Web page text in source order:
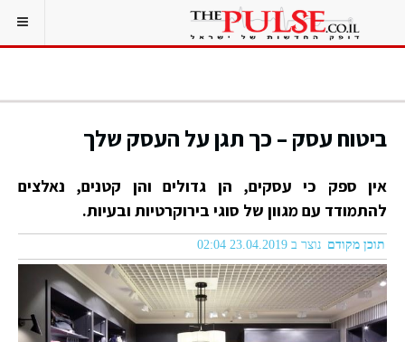
ביטוח עסק – כך תגן על העסק שלך
אין ספק כי עסקים, הן גדולים והן קטנים, נאלצים
להתמודד עם מגוון של סוגי בירוקרטיות ובעיות.
תוכן מקודם נוצר ב 23.04.2019 02:04